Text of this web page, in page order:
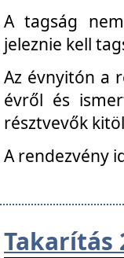
A tagság
jeleznie kell
Az évnyitón a
évről és
résztvevők
A rendezvény
Takarítás